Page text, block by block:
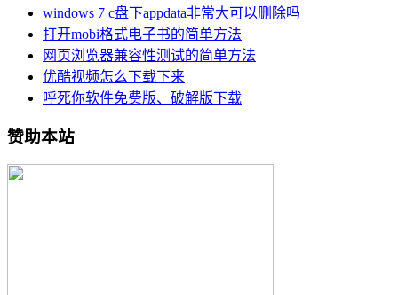
windows 7 c盘下appdata非常大可以删除吗
打开mobi格式电子书的简单方法
网页浏览器兼容性测试的简单方法
优酷视频怎么下载下来
呼死你软件免费版、破解版下载
赞助本站